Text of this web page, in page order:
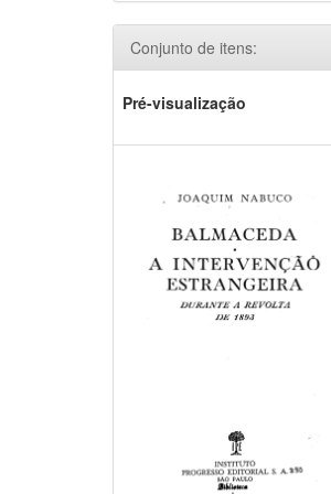
Conjunto de itens:
Pré-visualização